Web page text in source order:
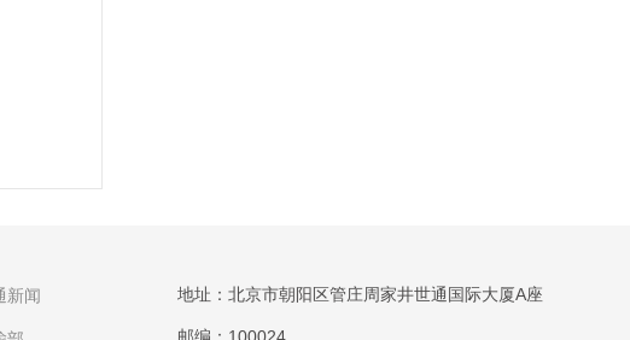
新闻 地址：北京市朝阳区管庄周家井世通国际大厦A座